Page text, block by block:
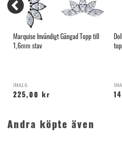
Marquise Invändigt Gängad Topp till
1,6mm stav
IMA16
225,00 kr
Andra köpte även